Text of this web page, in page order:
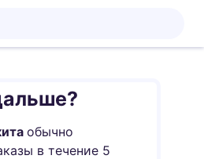
обычно
в течение 5